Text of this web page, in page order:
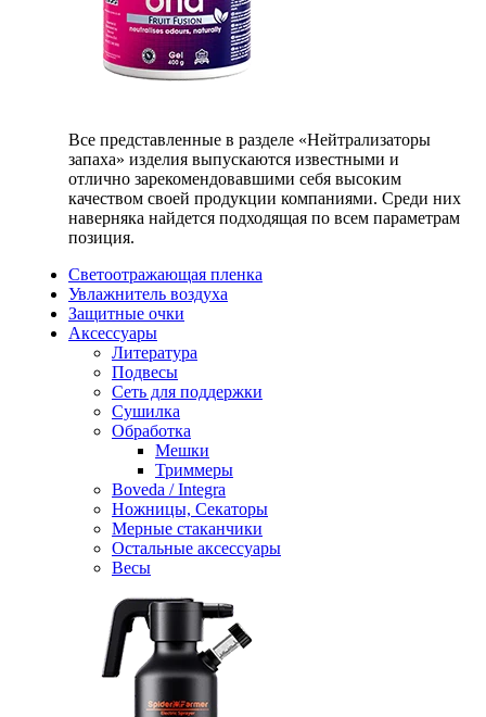
Все представленные в разделе «Нейтрализаторы
запаха» изделия выпускаются известными и
отлично зарекомендовавшими себя высоким
качеством своей продукции компаниями. Среди них
наверняка найдется подходящая по всем параметрам
позиция.
Светоотражающая пленка
Увлажнитель воздуха
Защитные очки
Аксессуары
Литература
Подвесы
Сеть для поддержки
Сушилка
Обработка
Мешки
Триммеры
Boveda / Integra
Ножницы, Секаторы
Мерные стаканчики
Остальные аксессуары
Весы